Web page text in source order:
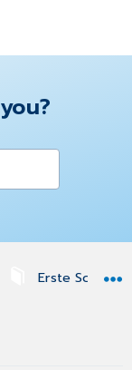
Erste Schritte